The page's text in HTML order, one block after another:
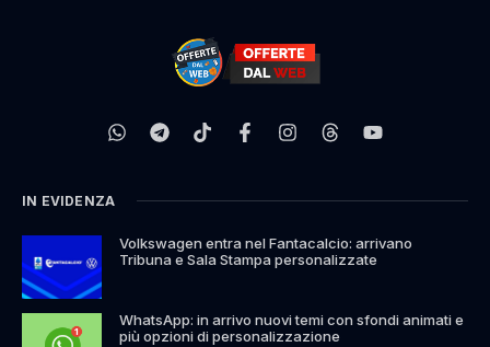
IN EVIDENZA
Volkswagen entra nel Fantacalcio: arrivano
Tribuna e Sala Stampa personalizzate
WhatsApp: in arrivo nuovi temi con sfondi animati e
più opzioni di personalizzazione